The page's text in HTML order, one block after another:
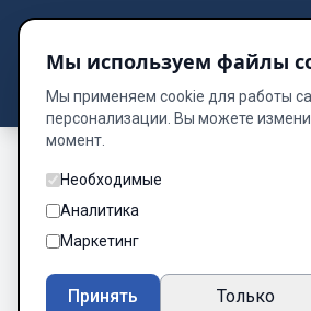
DzenWay
Мы используем файлы
Мы применяем cookie для работы
персонализации. Вы можете
момент.
Необходимые
Аналитика
Маркетинг
Принять
Только